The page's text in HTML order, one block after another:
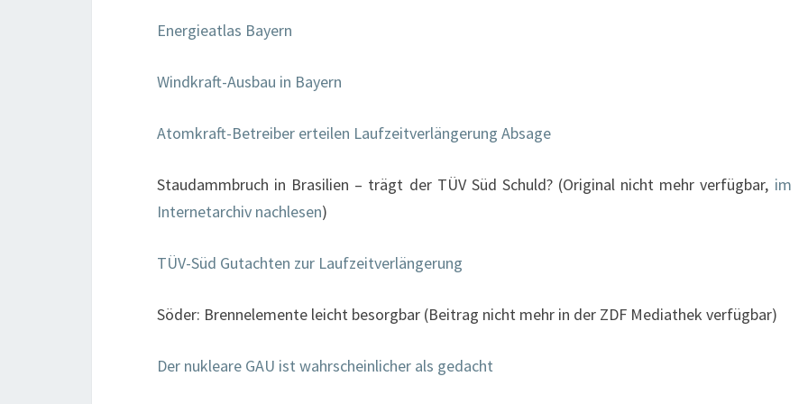
Energieatlas Bayern
Windkraft-Ausbau in Bayern
Atomkraft-Betreiber erteilen Laufzeitverlängerung Absage
Staudammbruch in Brasilien – trägt der TÜV Süd Schuld? (Original nicht mehr verfügbar, im
Internetarchiv nachlesen)
TÜV-Süd Gutachten zur Laufzeitverlängerung
Söder: Brennelemente leicht besorgbar (Beitrag nicht mehr in der ZDF Mediathek verfügbar)
Der nukleare GAU ist wahrscheinlicher als gedacht